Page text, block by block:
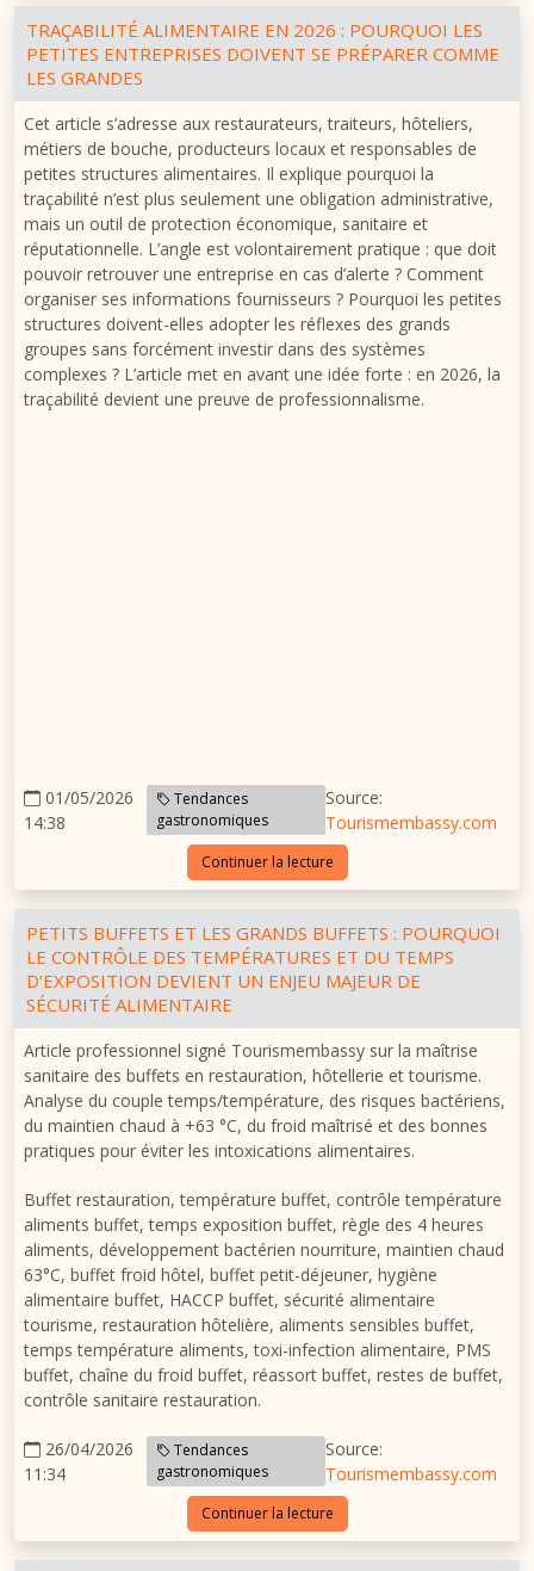
TRAÇABILITÉ ALIMENTAIRE EN 2026 : POURQUOI LES
PETITES ENTREPRISES DOIVENT SE PRÉPARER COMME
LES GRANDES
Cet article s’adresse aux restaurateurs, traiteurs, hôteliers,
métiers de bouche, producteurs locaux et responsables de
petites structures alimentaires. Il explique pourquoi la
traçabilité n’est plus seulement une obligation administrative,
mais un outil de protection économique, sanitaire et
réputationnelle. L’angle est volontairement pratique : que doit
pouvoir retrouver une entreprise en cas d’alerte ? Comment
organiser ses informations fournisseurs ? Pourquoi les petites
structures doivent-elles adopter les réflexes des grands
groupes sans forcément investir dans des systèmes
complexes ? L’article met en avant une idée forte : en 2026, la
traçabilité devient une preuve de professionnalisme.
01/05/2026
14:38
Tendances
gastronomiques
Source:
Tourismembassy.com
Continuer la lecture
PETITS BUFFETS ET LES GRANDS BUFFETS : POURQUOI
LE CONTRÔLE DES TEMPÉRATURES ET DU TEMPS
D’EXPOSITION DEVIENT UN ENJEU MAJEUR DE
SÉCURITÉ ALIMENTAIRE
Article professionnel signé Tourismembassy sur la maîtrise
sanitaire des buffets en restauration, hôtellerie et tourisme.
Analyse du couple temps/température, des risques bactériens,
du maintien chaud à +63 °C, du froid maîtrisé et des bonnes
pratiques pour éviter les intoxications alimentaires.
Buffet restauration, température buffet, contrôle température
aliments buffet, temps exposition buffet, règle des 4 heures
aliments, développement bactérien nourriture, maintien chaud
63°C, buffet froid hôtel, buffet petit-déjeuner, hygiène
alimentaire buffet, HACCP buffet, sécurité alimentaire
tourisme, restauration hôtelière, aliments sensibles buffet,
temps température aliments, toxi-infection alimentaire, PMS
buffet, chaîne du froid buffet, réassort buffet, restes de buffet,
contrôle sanitaire restauration.
26/04/2026
11:34
Tendances
gastronomiques
Source:
Tourismembassy.com
Continuer la lecture